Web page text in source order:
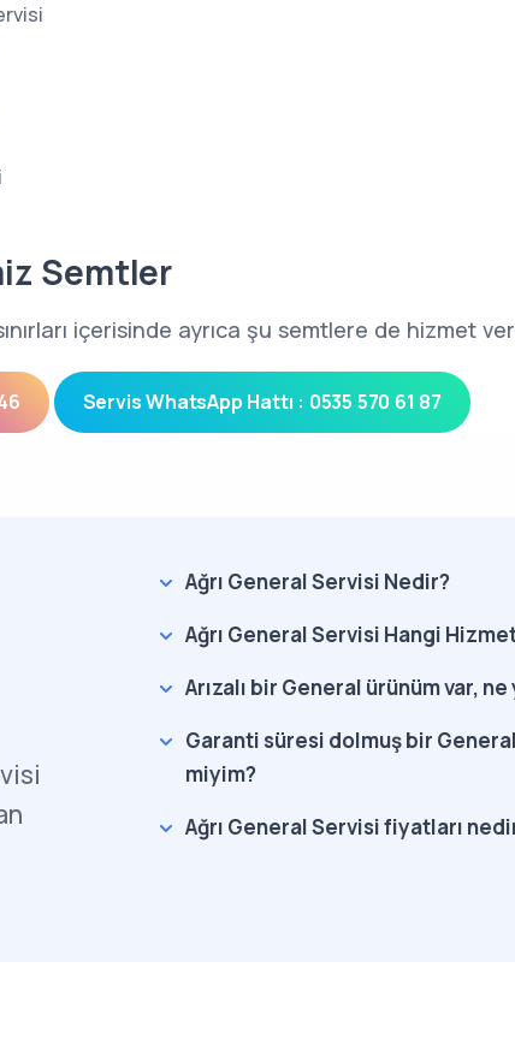
Semtler
içerisinde ayrıca şu semtlere de hizmet
Servis WhatsApp Hattı : 0535 570 61 87
Ağrı General Servisi Nedir?
Ağrı General Servisi Hangi
Arızalı bir General ürünüm var, ne
Garanti süresi dolmuş bir
miyim?
Ağrı General Servisi fiyatları